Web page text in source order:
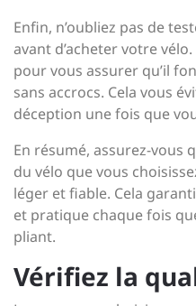
Enfin, n’oubliez pas de
avant d’acheter votre
pour vous assurer qu’il
sans accrocs. Cela vous
déception une fois que
En résumé, assurez-vous
du vélo que vous
léger et fiable. Cela
et pratique chaque fois
pliant.
Vérifiez la